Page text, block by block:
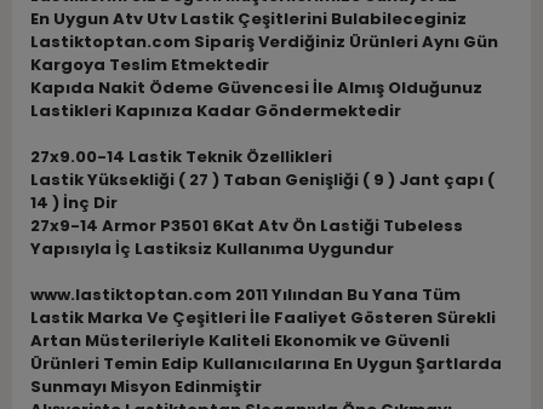
En Uygun Atv Utv Lastik Çeşitlerini Bulabileceginiz
Lastiktoptan.com Sipariş Verdiğiniz Ürünleri Aynı Gün
Kargoya Teslim Etmektedir
Kapıda Nakit Ödeme Güvencesi İle Almış Olduğunuz
Lastikleri Kapınıza Kadar Göndermektedir
27x9.00-14 Lastik Teknik Özellikleri
Lastik Yüksekliği ( 27 ) Taban Genişliği ( 9 ) Jant çapı (
14 ) İnç Dir
27x9-14 Armor P3501 6Kat Atv Ön Lastiği Tubeless
Yapısıyla İç Lastiksiz Kullanıma Uygundur
www.lastiktoptan.com 2011 Yılından Bu Yana Tüm
Lastik Marka Ve Çeşitleri İle Faaliyet Gösteren Sürekli
Artan Müsterileriyle Kaliteli Ekonomik ve Güvenli
Ürünleri Temin Edip Kullanıcılarına En Uygun Şartlarda
Sunmayı Misyon Edinmiştir